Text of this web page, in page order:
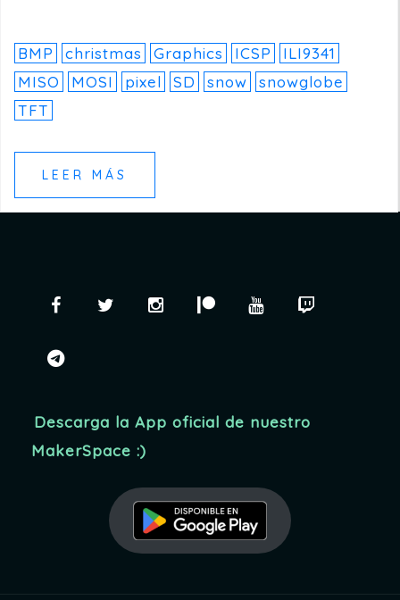
BMP christmas Graphics ICSP
ILI9341
MISO
MOSI pixel SD snow
snowglobe
TFT
LEER MÁS
FacebookTwitter InstagramPatreonYouTube
telegram
Descarga la App oficial de nuestro
MakerSpace :)